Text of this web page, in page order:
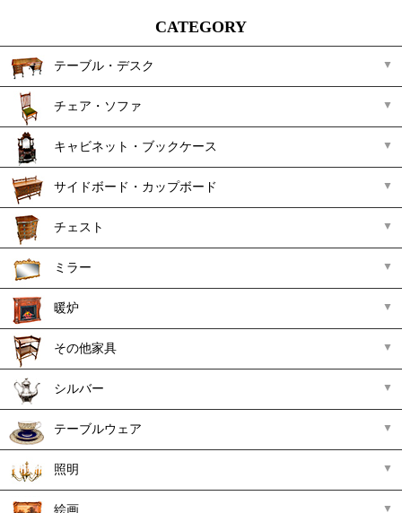
CATEGORY
テーブル・デスク
チェア・ソファ
キャビネット・ブックケース
サイドボード・カップボード
チェスト
ミラー
暖炉
その他家具
シルバー
テーブルウェア
照明
絵画